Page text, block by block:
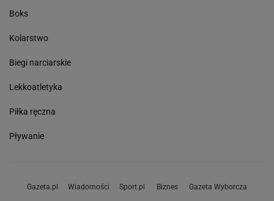
Boks
Kolarstwo
Biegi narciarskie
Lekkoatletyka
Piłka ręczna
Pływanie
Gazeta.pl Wiadomości Sport.pl Biznes Gazeta Wyborcza